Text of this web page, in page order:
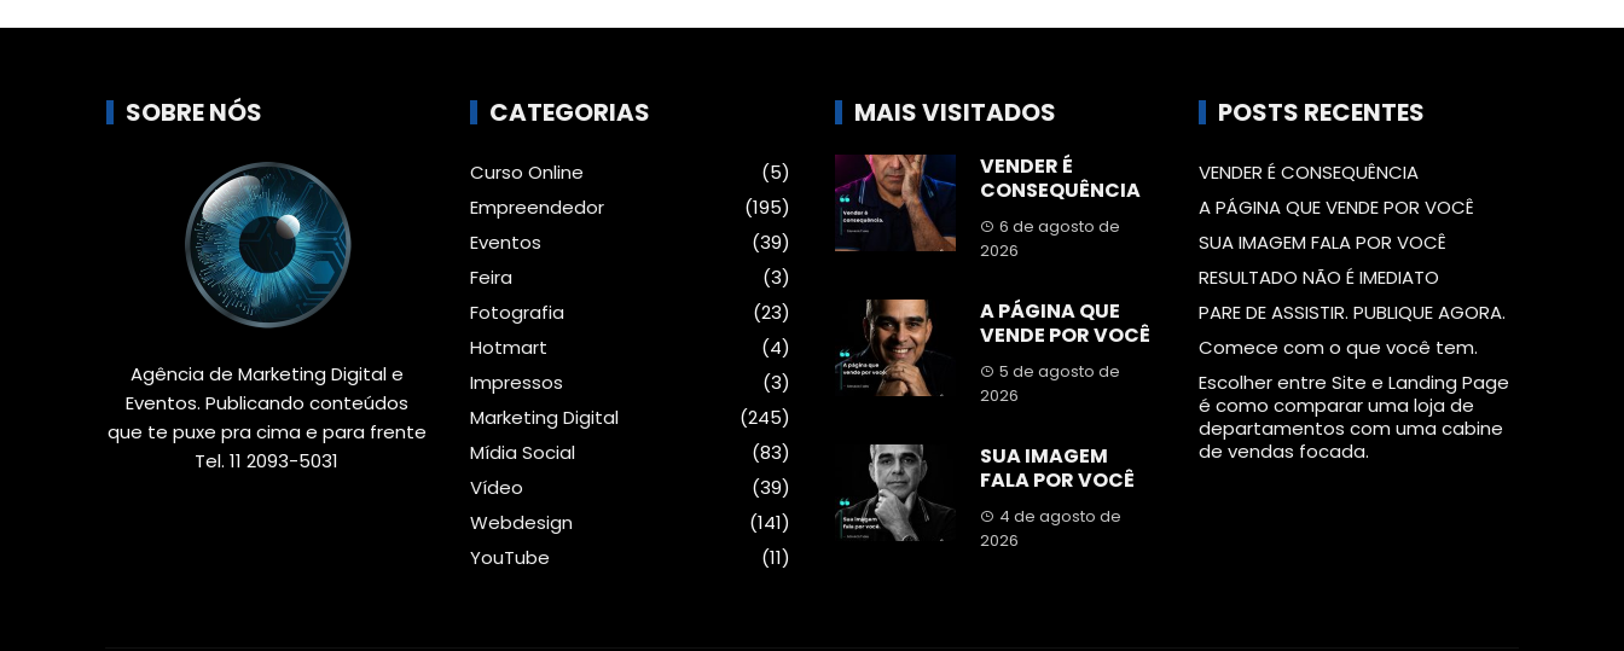
SOBRE NÓS
Agência de Marketing Digital e
Eventos. Publicando conteúdos
que te puxe pra cima e para frente
Tel. 11 2093-5031
CATEGORIAS
Curso Online
(5)
Empreendedor
(195)
Eventos
(39)
Feira
(3)
Fotografia
(23)
Hotmart
(4)
Impressos
(3)
Marketing Digital
(245)
Mídia Social
(83)
Vídeo
(39)
Webdesign
(141)
YouTube
(11)
MAIS VISITADOS
VENDER É
CONSEQUÊNCIA
6 de agosto de
2026
A PÁGINA QUE
VENDE POR VOCÊ
5 de agosto de
2026
SUA IMAGEM
FALA POR VOCÊ
4 de agosto de
2026
POSTS RECENTES
VENDER É CONSEQUÊNCIA
A PÁGINA QUE VENDE POR VOCÊ
SUA IMAGEM FALA POR VOCÊ
RESULTADO NÃO É IMEDIATO
PARE DE ASSISTIR. PUBLIQUE AGORA.
Comece com o que você tem.
Escolher entre Site e Landing Page
é como comparar uma loja de
departamentos com uma cabine
de vendas focada.